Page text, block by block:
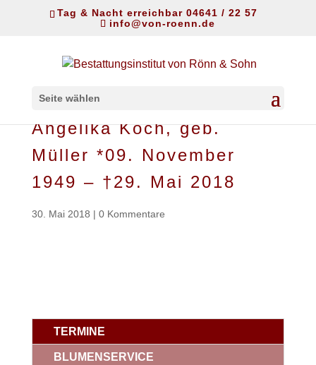
Tag & Nacht erreichbar 04641 / 22 57
info@von-roenn.de
Seite wählen
Angelika Koch, geb.
Müller *09. November
1949 – †29. Mai 2018
30. Mai 2018 | 0 Kommentare
TERMINE
BLUMENSERVICE